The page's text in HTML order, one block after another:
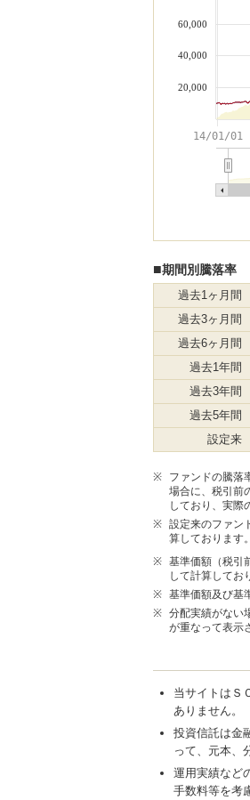
14/01/01
20,000
40,000
60,000
■期間別騰落率
過去1ヶ月間
過去3ヶ月間
過去6ヶ月間
過去1年間
過去3年間
過去5年間
設定来
※
ファンドの騰落
場合に、税引前
しており、実際
※ 設定来のファン
算しております。
※ 基準価額（税引
して計算してお
※ 基準価額及び基
※ 分配実績がない
が重なって表示
当サイトはＳ
ありません。
投資信託は金
って、元本、
運用実績など
手数料等を考